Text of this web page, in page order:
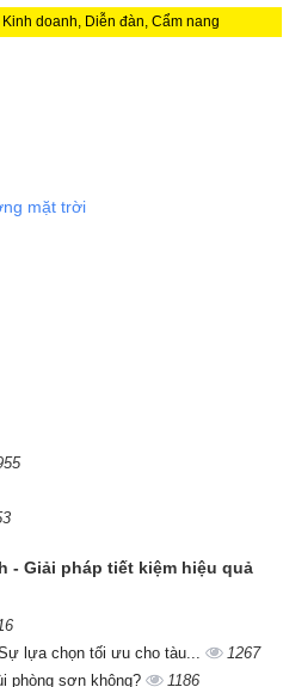
| Kinh doanh, Diễn đàn, Cẩm nang
mặt trời
- Giải pháp tiết kiệm hiệu quả
lựa chọn tối ưu cho tàu...
1267
phòng sơn không? 1186